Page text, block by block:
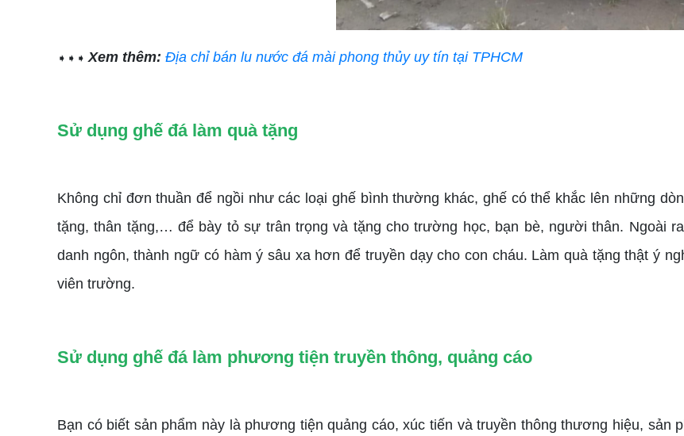
➧➧➧ Xem thêm: Địa chỉ bán lu nước đá mài phong thủy uy tín tại TPHCM
Sử dụng ghế đá làm quà tặng
Không chỉ đơn thuần để ngồi như các loại ghế bình thường khác, ghế có thể khắc lên những
tặng, thân tặng,… để bày tỏ sự trân trọng và tặng cho trường học, bạn bè, người thân. Ngoài
danh ngôn, thành ngữ có hàm ý sâu xa hơn để truyền dạy cho con cháu. Làm quà tặng thật ý
viên trường.
Sử dụng ghế đá làm phương tiện truyền thông, quảng cáo
Bạn có biết sản phẩm này là phương tiện quảng cáo, xúc tiến và truyền thông thương hiệu, sản